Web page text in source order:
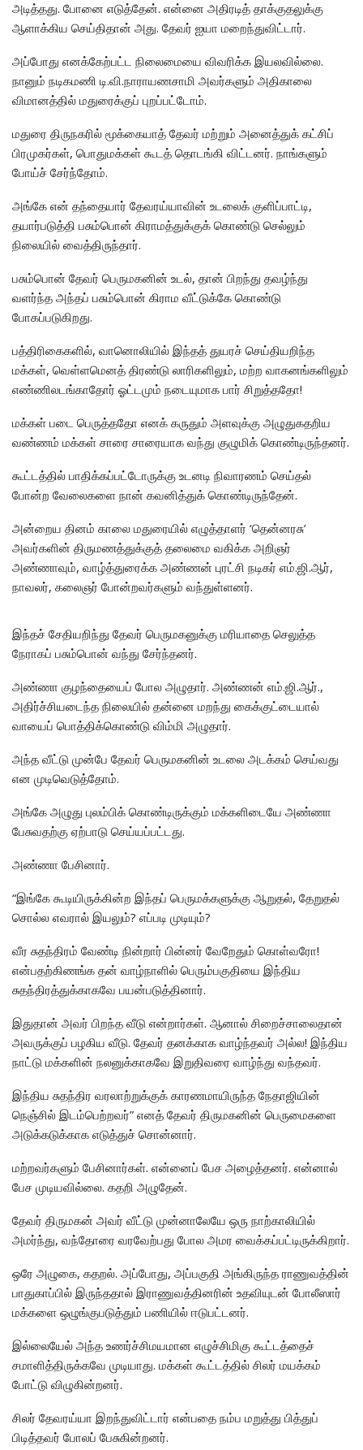
அடித்தது. போனை எடுத்தேன். என்னை அதிரடித் தாக்குதலுக்கு
ஆளாக்கிய செய்திதான் அது. தேவர் ஐயா மறைந்துவிட்டார்.
அப்போது எனக்கேற்பட்ட நிலைமையை விவரிக்க இயலவில்லை.
நானும் நடிகமணி டி.வி.நாராயணசாமி அவர்களும் அதிகாலை
விமானத்தில் மதுரைக்குப் புறப்பட்டோம்.
மதுரை திருநகரில் மூக்கையாத் தேவர் மற்றும் அனைத்துக் கட்சிப்
பிரமுகர்கள், பொதுமக்கள் கூடத் தொடங்கி விட்டனர். நாங்களும்
போய்ச் சேர்ந்தோம்.
அங்கே என் தந்தையார் தேவரய்யாவின் உடலைக் குளிப்பாட்டி,
தயார்படுத்தி பசும்பொன் கிராமத்துக்குக் கொண்டு செல்லும்
நிலையில் வைத்திருந்தார்.
பசும்பொன் தேவர் பெருமகனின் உடல், தான் பிறந்து தவழ்ந்து
வளர்ந்த அந்தப் பசும்பொன் கிராம வீட்டுக்கே கொண்டு
போகப்படுகிறது.
பத்திரிகைகளில், வானொலியில் இந்தத் துயரச் செய்தியறிந்த
மக்கள், வெள்ளமெனத் திரண்டு லாரிகளிலும், மற்ற வாகனங்களிலும்
எண்ணிலடங்காதோர் ஓட்டமும் நடையுமாக பார் சிறுத்ததோ!
மக்கள் படை பெருத்ததோ எனக் கருதும் அளவுக்கு அழுதுகதறிய
வண்ணம் மக்கள் சாரை சாரையாக வந்து குழுமிக் கொண்டிருந்தனர்.
கூட்டத்தில் பாதிக்கப்பட்டோருக்கு உடனடி நிவாரணம் செய்தல்
போன்ற வேலைகளை நான் கவனித்துக் கொண்டிருந்தேன்.
அன்றைய தினம் காலை மதுரையில் எழுத்தாளர் ‘தென்னரசு’
அவர்களின் திருமணத்துக்குத் தலைமை வகிக்க அறிஞர்
அண்ணாவும், வாழ்த்துரைக்க அண்ணன் புரட்சி நடிகர் எம்.ஜி.ஆர்,
நாவலர், கலைஞர் போன்றவர்களும் வந்துள்ளனர்.
இந்தச் சேதியறிந்து தேவர் பெருமகனுக்கு மரியாதை செலுத்த
நேராகப் பசும்பொன் வந்து சேர்ந்தனர்.
அண்ணா குழந்தையைப் போல அழுதார். அண்ணன் எம்.ஜி.ஆர்.,
அதிர்ச்சியடைந்த நிலையில் தன்னை மறந்து கைக்குட்டையால்
வாயைப் பொத்திக்கொண்டு விம்மி அழுதார்.
அந்த வீட்டு முன்பே தேவர் பெருமகனின் உடலை அடக்கம் செய்வது
என முடிவெடுத்தோம்.
அங்கே அழுது புலம்பிக் கொண்டிருக்கும் மக்களிடையே அண்ணா
பேசுவதற்கு ஏற்பாடு செய்யப்பட்டது.
அண்ணா பேசினார்.
“இங்கே கூடியிருக்கின்ற இந்தப் பெருமக்களுக்கு ஆறுதல், தேறுதல்
சொல்ல எவரால் இயலும்? எப்படி முடியும்?
வீர சுதந்திரம் வேண்டி நின்றார் பின்னர் வேறேதும் கொள்வரோ!
என்பதற்கிணங்க தன் வாழ்நாளில் பெரும்பகுதியை இந்திய
சுதந்திரத்துக்காகவே பயன்படுத்தினார்.
இதுதான் அவர் பிறந்த வீடு என்றார்கள். ஆனால் சிறைச்சாலைதான்
அவருக்குப் பழகிய வீடு. தேவர் தனக்காக வாழ்ந்தவர் அல்ல! இந்திய
நாட்டு மக்களின் நலனுக்காகவே இறுதிவரை வாழ்ந்து வந்தவர்.
இந்திய சுதந்திர வரலாற்றுக்குக் காரணமாயிருந்த நேதாஜியின்
நெஞ்சில் இடம்பெற்றவர்” எனத் தேவர் திருமகனின் பெருமைகளை
அடுக்கடுக்காக எடுத்துச் சொன்னார்.
மற்றவர்களும் பேசினார்கள். என்னைப் பேச அழைத்தனர். என்னால்
பேச முடியவில்லை. கதறி அழுதேன்.
தேவர் திருமகன் அவர் வீட்டு முன்னாலேயே ஒரு நாற்காலியில்
அமர்ந்து, வந்தோரை வரவேற்பது போல அமர வைக்கப்பட்டிருக்கிறார்.
ஒரே அழுகை, கதறல். அப்போது, அப்பகுதி அங்கிருந்த ராணுவத்தின்
பாதுகாப்பில் இருந்ததால் இராணுவத்தினரின் உதவியுடன் போலீஸார்
மக்களை ஒழுங்குபடுத்தும் பணியில் ஈடுபட்டனர்.
இல்லையேல் அந்த உணர்ச்சிமயமான எழுச்சிமிகு கூட்டத்தைச்
சமாளித்திருக்கவே முடியாது. மக்கள் கூட்டத்தில் சிலர் மயக்கம்
போட்டு விழுகின்றனர்.
சிலர் தேவரய்யா இறந்துவிட்டார் என்பதை நம்ப மறுத்து பித்துப்
பிடித்தவர் போலப் பேசுகின்றனர்.